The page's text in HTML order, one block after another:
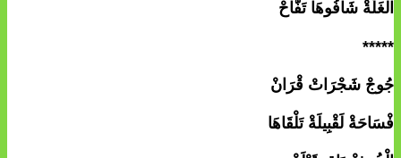
الْغَلَّةْ شَافُوهَا تَفَّاحْ
*****
جُوجْ شَجْرَاتْ قْرَانْ
فْسَاحَةْ لَقْبِيلَةْ تَلْقَاهَا